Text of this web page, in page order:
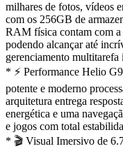
milhares de fotos, vídeos
com os 256GB de
RAM física contam com a
podendo alcançar até
gerenciamento multitarefa
* ⚡ Performance Helio
potente e moderno
arquitetura entrega
energética e uma
e jogos com total
* 🎬 Visual Imersivo de